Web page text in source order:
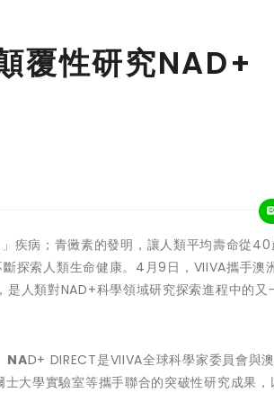
覆性研究NAD+
」 疾病；青黴素的發明，讓人類平均壽命從
探索人類生命健康。4月9日，VIIVA攜手澳
人類對NAD+科學領域研究探索進程中的又
NAD+ DIRECT是VIIVA全球科學家委員會與
大學實驗室等攜手聯合的突破性研究成果，